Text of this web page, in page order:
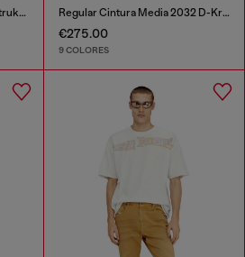
Slim Cintura Media 2062 D-Strukt Joggjeans® Regular Cintura Media 2032 D-Krooley-BW Joggjeans®
€275.00
9 COLORES